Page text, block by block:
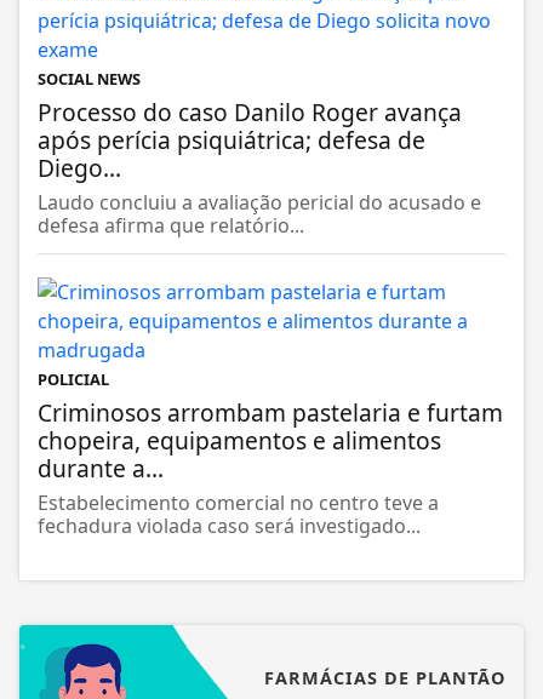
SOCIAL NEWS
Processo do caso Danilo Roger avança
após perícia psiquiátrica; defesa de
Diego...
Laudo concluiu a avaliação pericial do acusado e
defesa afirma que relatório...
POLICIAL
Criminosos arrombam pastelaria e furtam
chopeira, equipamentos e alimentos
durante a...
Estabelecimento comercial no centro teve a
fechadura violada caso será investigado...
FARMÁCIAS DE PLANTÃO